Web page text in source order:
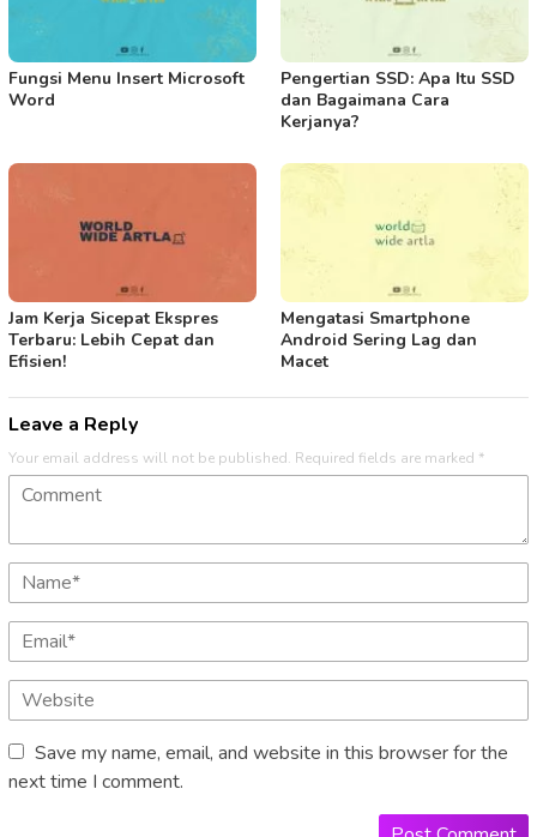
Fungsi Menu Insert Microsoft
Word
Pengertian SSD: Apa Itu SSD
dan Bagaimana Cara
Kerjanya?
Jam Kerja Sicepat Ekspres
Terbaru: Lebih Cepat dan
Efisien!
Mengatasi Smartphone
Android Sering Lag dan
Macet
Leave a Reply
Your email address will not be published. Required fields are marked *
Save my name, email, and website in this browser for the
next time I comment.